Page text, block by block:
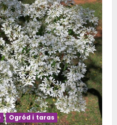
Ogród i taras